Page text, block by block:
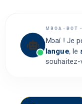
MBOA-BOT
Mbaí ! Je
langue, le